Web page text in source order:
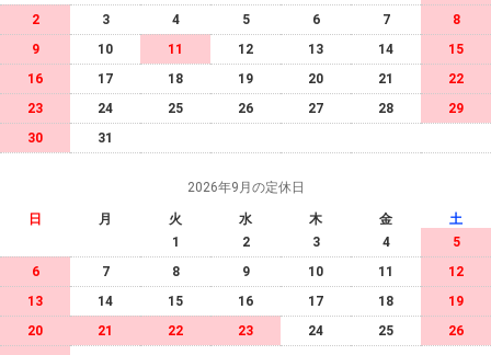
2
3 4 5 6 7
8
9
10 11 12 13 14
15
16
17 18 19 20 21
22
23
24 25 26 27 28
29
30
31
2026年9月の定休日
日 月 火 水 木 金
土
1
2 3 4
5
6
7 8 9 10 11
12
13
14 15 16 17 18
19
20
21 22 23 24 25
26